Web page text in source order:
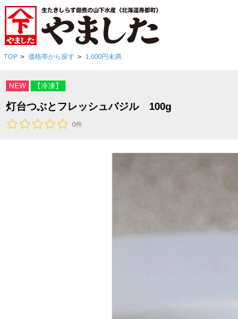
TOP > 価格帯から探す > 1,000円未満
NEW 【冷凍】
灯台つぶとフレッシュバジル 100g
0件